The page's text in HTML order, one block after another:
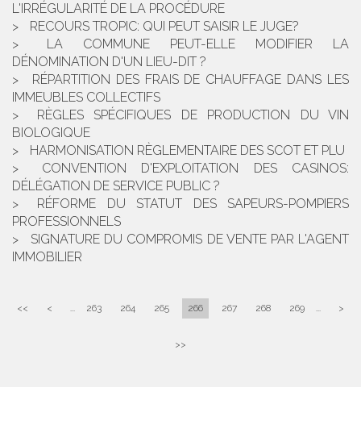
L'IRRÉGULARITÉ DE LA PROCÉDURE
RECOURS TROPIC: QUI PEUT SAISIR LE JUGE?
LA COMMUNE PEUT-ELLE MODIFIER LA
DÉNOMINATION D'UN LIEU-DIT ?
RÉPARTITION DES FRAIS DE CHAUFFAGE DANS LES
IMMEUBLES COLLECTIFS
RÈGLES SPÉCIFIQUES DE PRODUCTION DU VIN
BIOLOGIQUE
HARMONISATION RÈGLEMENTAIRE DES SCOT ET PLU
CONVENTION D'EXPLOITATION DES CASINOS:
DÉLÉGATION DE SERVICE PUBLIC ?
RÉFORME DU STATUT DES SAPEURS-POMPIERS
PROFESSIONNELS
SIGNATURE DU COMPROMIS DE VENTE PAR L'AGENT
IMMOBILIER
<< < ... 263 264 265 266 267 268 269 ... >
>>